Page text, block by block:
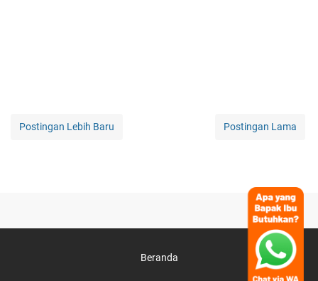
Postingan Lebih Baru Postingan Lama
Beranda